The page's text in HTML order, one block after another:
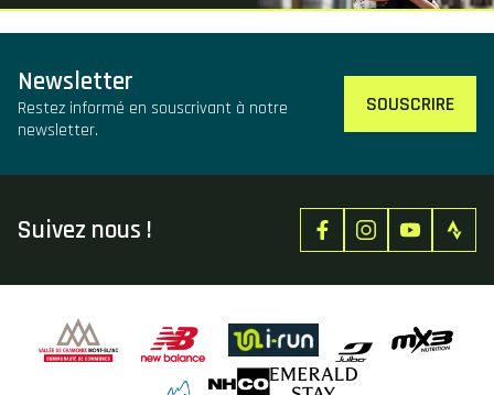
Newsletter
Restez informé en souscrivant à notre
newsletter.
SOUSCRIRE
Suivez nous !